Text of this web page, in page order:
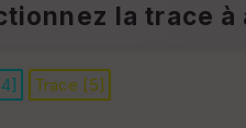
la trace
Trace [5]